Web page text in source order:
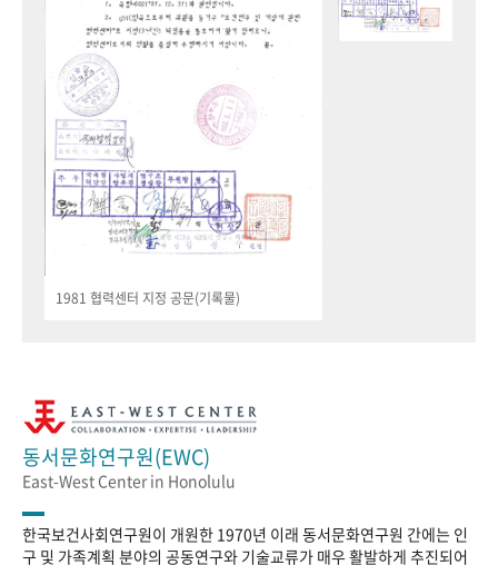
1981 협력센터 지정 공문(기록물)
동서문화연구원(EWC)
East-West Center in Honolulu
한국보건사회연구원이 개원한 1970년 이래 동서문화연구원 간에는 인
구 및 가족계획 분야의 공동연구와 기술교류가 매우 활발하게 추진되어